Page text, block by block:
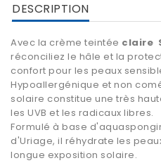
DESCRIPTION
Avec la crème teintée claire
réconciliez le hâle et la
confort pour les peaux
Hypoallergénique et non
solaire constitue une très
les UVB et les radicaux libres.
Formulé à base
d'Uriage, il réhydrate les
longue exposition solaire.